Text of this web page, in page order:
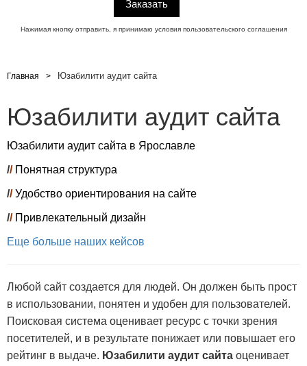
Нажимая кнопку отправить, я принимаю условия пользовательского соглашения
Главная Юзабилити аудит сайта
Юзабилити аудит сайта
Юзабилити аудит сайта в Ярославле
//Понятная структура
//Удобство ориентирования на сайте
// Привлекательный дизайн
Еще больше наших кейсов
Любой сайт создается для людей. Он должен быть прост
в использовании, понятен и удобен для пользователей.
Поисковая система оценивает ресурс с точки зрения
посетителей, и в результате понижает или повышает его
рейтинг в выдаче. Юзабилити аудит сайта оценивает